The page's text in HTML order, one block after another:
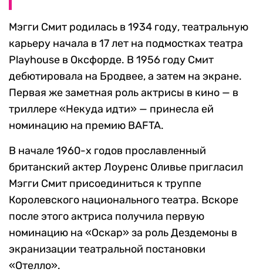
Мэгги Смит родилась в 1934 году, театральную
карьеру начала в 17 лет на подмостках театра
Playhouse в Оксфорде. В 1956 году Смит
дебютировала на Бродвее, а затем на экране.
Первая же заметная роль актрисы в кино — в
триллере «Некуда идти» — принесла ей
номинацию на премию BAFTA.
В начале 1960-х годов прославленный
британский актер Лоуренс Оливье пригласил
Мэгги Смит присоединиться к труппе
Королевского национального театра. Вскоре
после этого актриса получила первую
номинацию на «Оскар» за роль Дездемоны в
экранизации театральной постановки
«Отелло».